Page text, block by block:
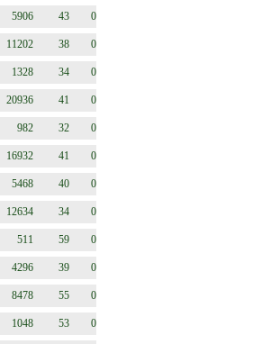
5906 43 0
11202 38 0
1328 34 0
20936 41 0
982 32 0
16932 41 0
5468 40 0
12634 34 0
511 59 0
4296 39 0
8478 55 0
1048 53 0